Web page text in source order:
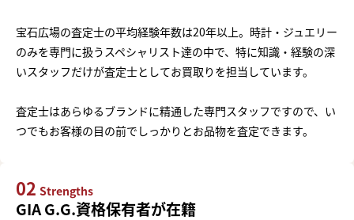
宝石広場の査定士の平均経験年数は20年以上。時計・ジュエリー
のみを専門に扱うスペシャリスト達の中で、特に知識・経験の深
いスタッフだけが査定士としてお買取りを担当しています。
査定士はあらゆるブランドに精通した専門スタッフですので、い
つでもお客様の目の前でしっかりとお品物を査定できます。
02 Strengths
GIA G.G.資格保有者が在籍